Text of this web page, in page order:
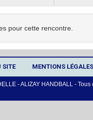
pour cette rencontre.
SITE MENTIONS LÉGALES
- ALIZAY HANDBALL - Tous